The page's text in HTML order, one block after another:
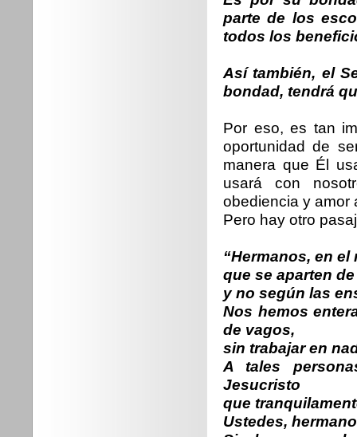
parte de los
todos los
Así también, el
bondad, tendrá
Por eso, es tan
oportunidad de
manera que Él
usará con
obediencia y amor
Pero hay otro
“Hermanos, en
que se aparten
y no según las
Nos hemos
de vagos,
sin trabajar en
A tales
Jesucristo
que
Ustedes,